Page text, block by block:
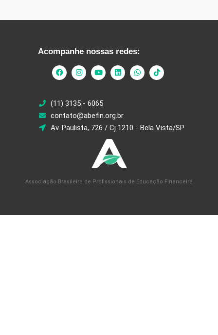
Acompanhe nossas redes:
(11) 3135 - 6065
contato@abefin.org.br
Av. Paulista, 726 / Cj 1210 - Bela Vista/SP
Associação Brasileira de Profissionais de Educação Financeira